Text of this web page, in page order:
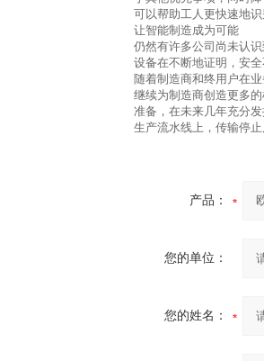
可以帮助工人更快速地
让智能制造成为可能
仍然有许多公司尚未认
设备在不断地证明，安
随着制造商和终用户在
继续为制造商创造更多
准备，在未来几年充分
生产流水线上，传输停
产品：
您的单位：
您的姓名：